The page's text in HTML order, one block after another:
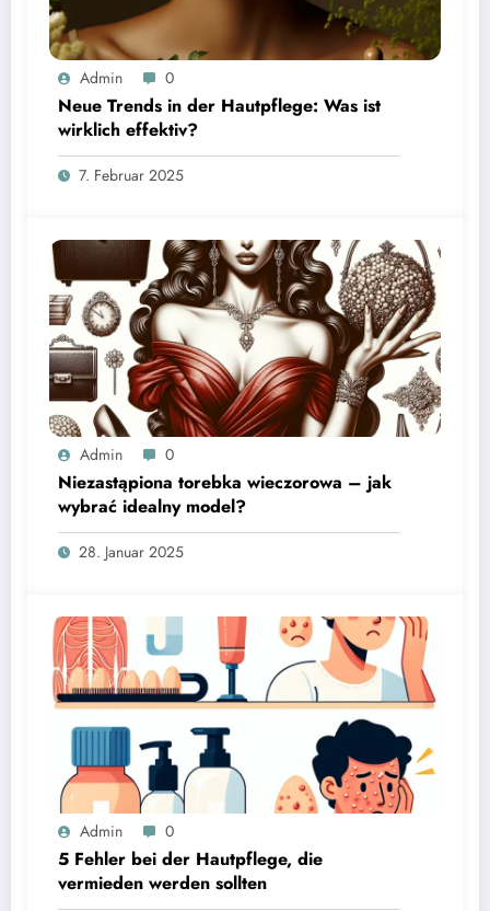
Admin 0
Neue Trends in der Hautpflege: Was ist
wirklich effektiv?
7. Februar 2025
Admin 0
Niezastąpiona torebka wieczorowa – jak
wybrać idealny model?
28. Januar 2025
Admin 0
5 Fehler bei der Hautpflege, die
vermieden werden sollten